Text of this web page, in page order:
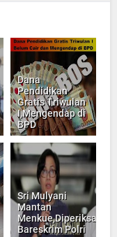
Dana
Pendidikan
Gratis Triwulan
I,Mengendap di
BPD
Sri Mulyani
Mantan
Menkue,Diperiksa
Bareskrim Polri